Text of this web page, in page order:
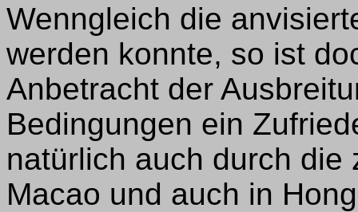
Wenngleich die
werden konnte, so ist
Anbetracht der
Bedingungen ein
natürlich auch durch die
Macao und auch in